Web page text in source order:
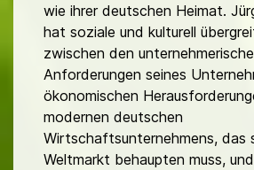
wie ihrer deutschen Heimat.
hat soziale und kulturell
zwischen den
Anforderungen seines
ökonomischen
modernen deutschen
Wirtschaftsunternehmens, das
Weltmarkt behaupten muss,